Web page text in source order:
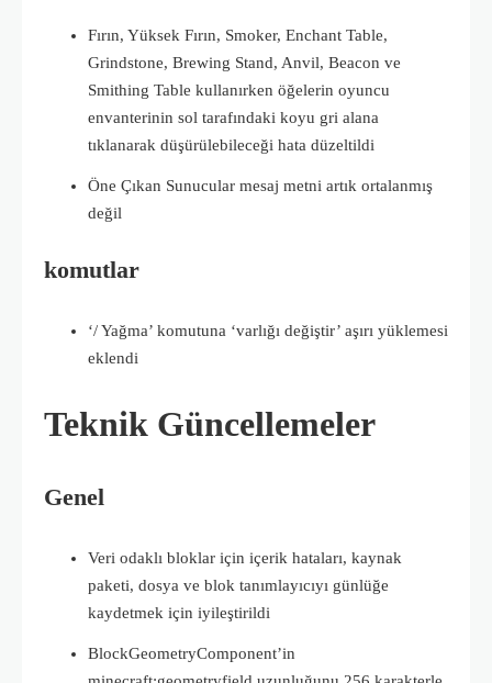
Fırın, Yüksek Fırın, Smoker, Enchant Table,
Grindstone, Brewing Stand, Anvil, Beacon ve
Smithing Table kullanırken öğelerin oyuncu
envanterinin sol tarafındaki koyu gri alana
tıklanarak düşürülebileceği hata düzeltildi
Öne Çıkan Sunucular mesaj metni artık ortalanmış
değil
komutlar
‘/ Yağma’ komutuna ‘varlığı değiştir’ aşırı yüklemesi
eklendi
Teknik Güncellemeler
Genel
Veri odaklı bloklar için içerik hataları, kaynak
paketi, dosya ve blok tanımlayıcıyı günlüğe
kaydetmek için iyileştirildi
BlockGeometryComponent’in